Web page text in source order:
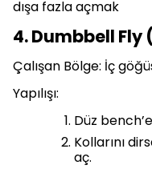
dışa fazla açmak
4. Dumbbell Fly
Çalışan Bölge: İç
Yapılışı:
Düz
Kollarını
aç.